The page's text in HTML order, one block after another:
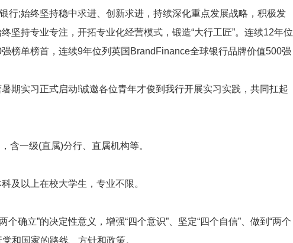
行;始终坚持稳中求进、创新求进，持续深化重点发展战略，积极发
坚持专业专注，开拓专业化经营模式，锻造“大行工匠”。连续12年位
榜单榜首，连续9年位列英国BrandFinance全球银行品牌价值500强
实习正式启动!诚邀各位青年才俊到我行开展实习实践，共同扛起
一级(直属)分行、直属机构等。
以上在校大学生，专业不限。
确立”的决定性意义，增强“四个意识”、坚定“四个自信”、做到“两个
和国家的路线、方针和政策。